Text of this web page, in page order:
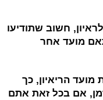
חשוב שתודיעו
מועד אחר
הריאיון, כך
אם בכל זאת אתם